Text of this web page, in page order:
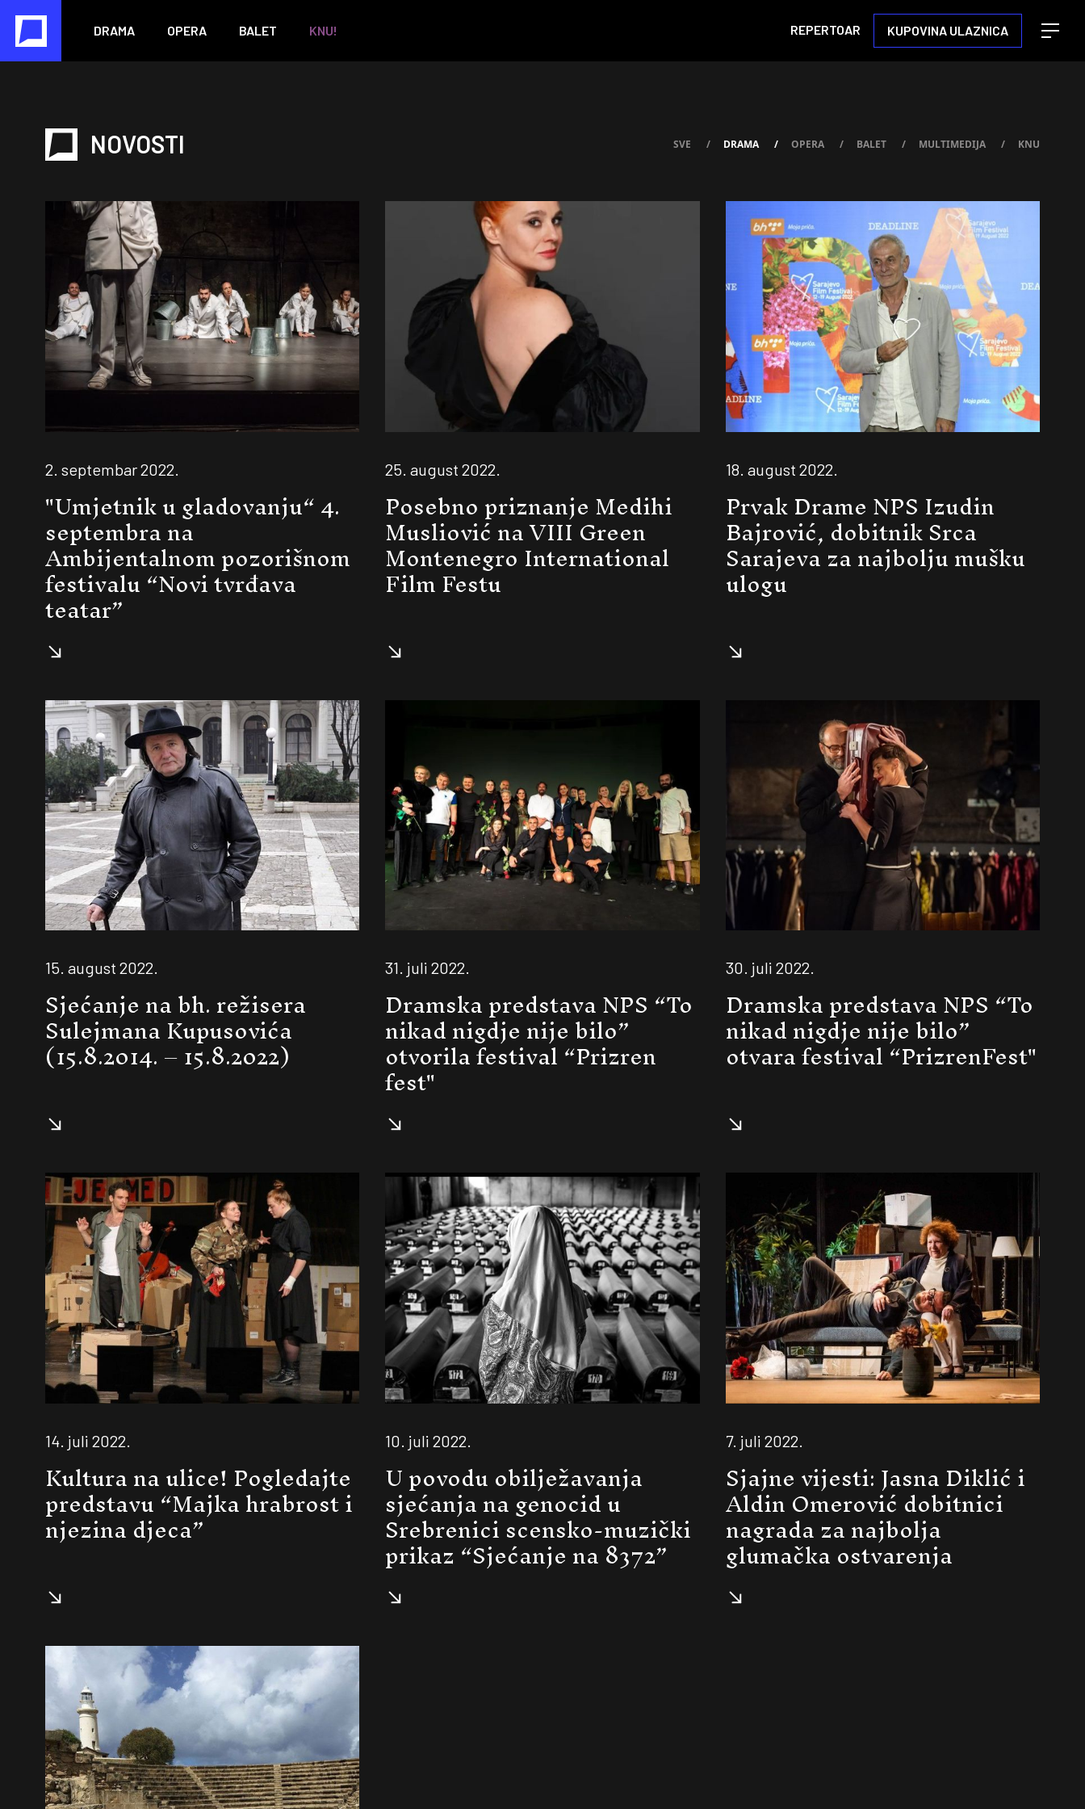
DRAMA OPERA BALET KNU! REPERTOAR KUPOVINA ULAZNICA
Open
NOVOSTI SVE / DRAMA / OPERA / BALET / MULTIMEDIJA / KNU
2. septembar 2022.
"Umjetnik u gladovanju“ 4.
septembra na
Ambijentalnom pozorišnom
festivalu “Novi tvrđava
teatar”
25. august 2022.
Posebno priznanje Medihi
Musliović na VIII Green
Montenegro International
Film Festu
18. august 2022.
Prvak Drame NPS Izudin
Bajrović, dobitnik Srca
Sarajeva za najbolju mušku
ulogu
15. august 2022.
Sjećanje na bh. režisera
Sulejmana Kupusovića
(15.8.2014. – 15.8.2022)
31. juli 2022.
Dramska predstava NPS “To
nikad nigdje nije bilo”
otvorila festival “Prizren
fest"
30. juli 2022.
Dramska predstava NPS “To
nikad nigdje nije bilo”
otvara festival “PrizrenFest"
14. juli 2022.
Kultura na ulice! Pogledajte
predstavu “Majka hrabrost i
njezina djeca”
10. juli 2022.
U povodu obilježavanja
sjećanja na genocid u
Srebrenici scensko-muzički
prikaz “Sjećanje na 8372”
7. juli 2022.
Sjajne vijesti: Jasna Diklić i
Aldin Omerović dobitnici
nagrada za najbolja
glumačka ostvarenja